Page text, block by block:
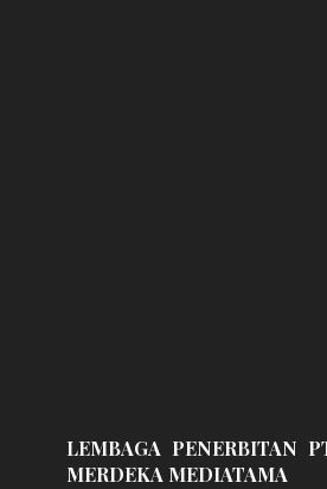
LEMBAGA PENERBITAN
MERDEKA MEDIATAMA